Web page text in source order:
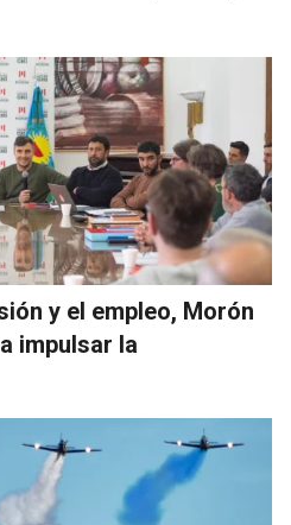
y el empleo, Morón
impulsar la